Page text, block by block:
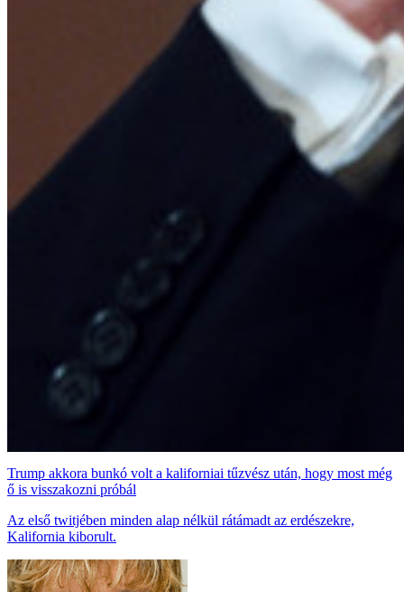
Trump akkora bunkó volt a kaliforniai tűzvész után, hogy most még
ő is visszakozni próbál
Az első twitjében minden alap nélkül rátámadt az erdészekre,
Kalifornia kiborult.